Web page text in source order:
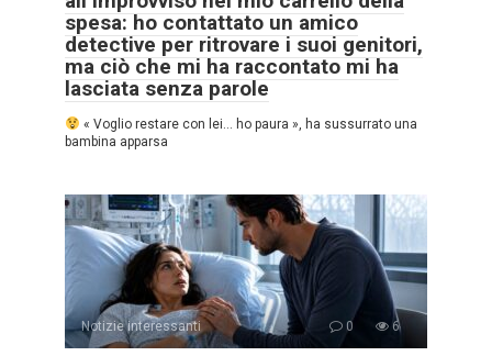
spesa: ho contattato un amico
detective per ritrovare i suoi genitori,
ma ciò che mi ha raccontato mi ha
lasciata senza parole
« Voglio restare con lei… ho paura », ha sussurrato una
bambina apparsa
Notizie interessanti 0 6